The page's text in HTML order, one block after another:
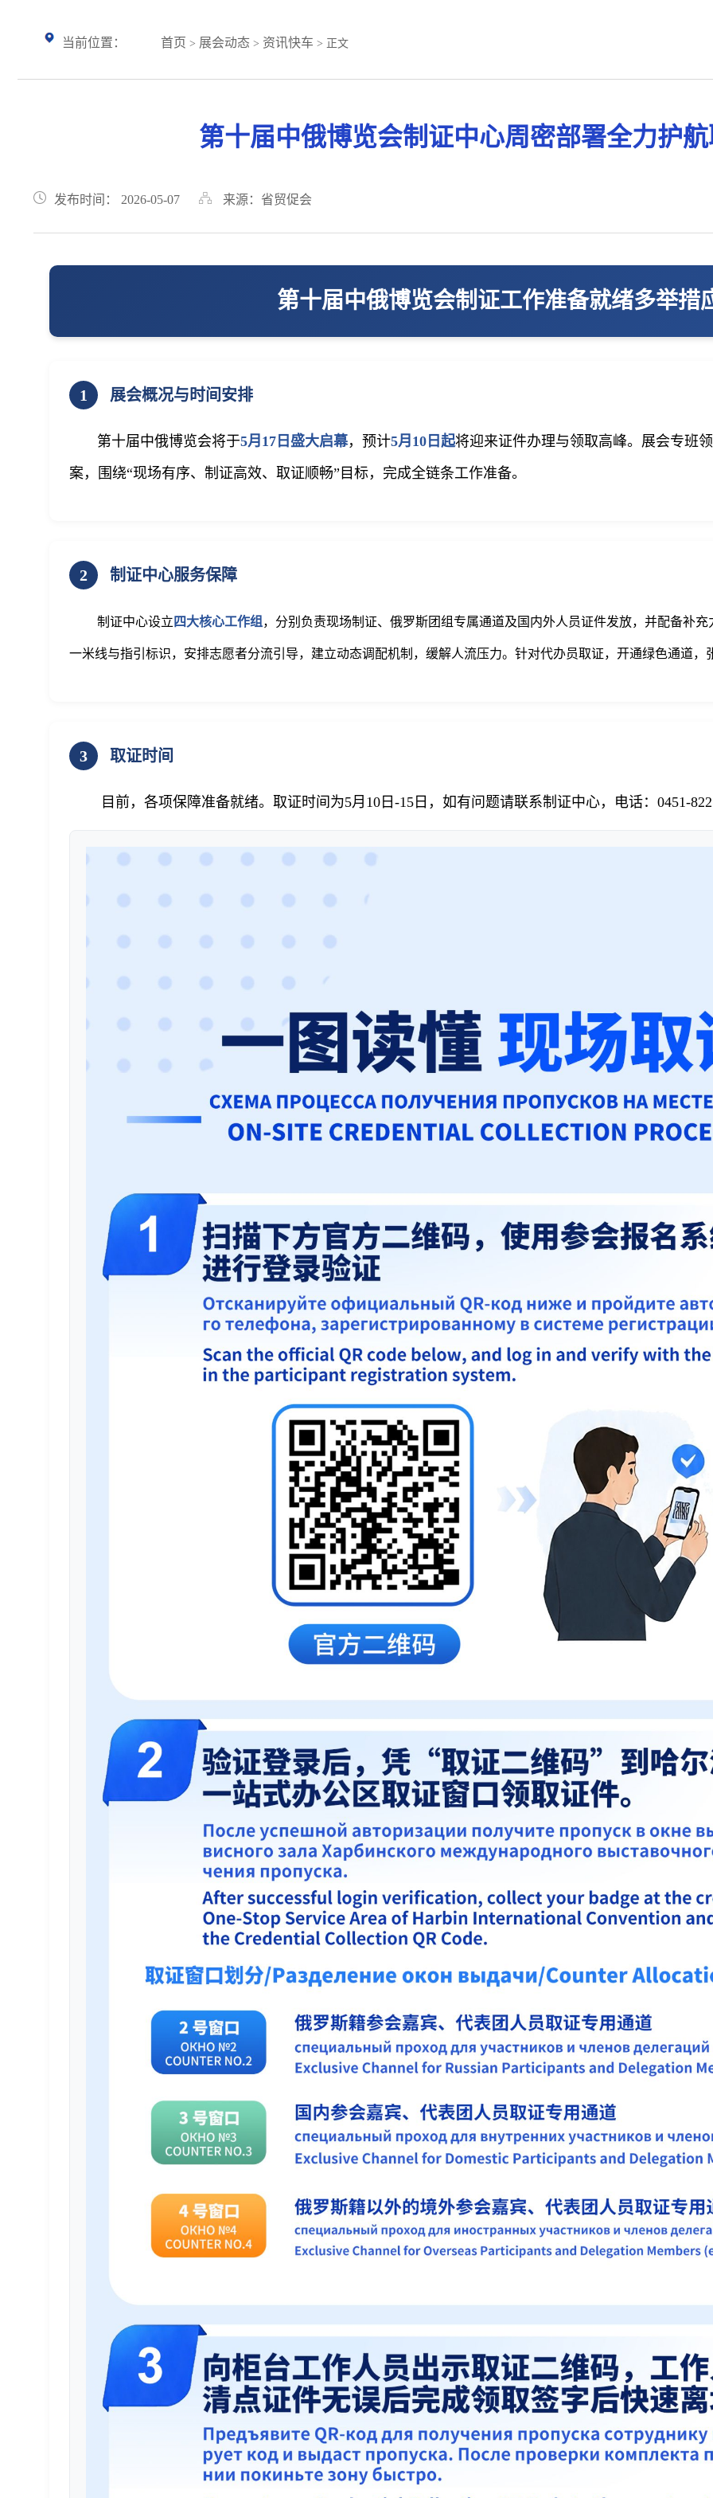
当前位置： 首页 > 展会动态 > 资讯快车 > 正文
第十届中俄博览会制证中心周密部署全力护
发布时间： 2026-05-07 来源：省贸促会
第十届中俄博览会制证工作准备就绪多举措
1 展会概况与时间安排
第十届中俄博览会将于5月17日盛大启幕，预计5月10日起将迎来证件办理与领取高峰。展会专班
案，围绕“现场有序、制证高效、取证顺畅”目标，完成全链条工作准备。
2 制证中心服务保障
制证中心设立 四大核心工作组 ，分别负责现场制证、俄罗斯团组专属通道及国内外人员证件发放，并配备补
一米线与指引标识，安排志愿者分流引导，建立动态调配机制，缓解人流压力。针对代办员取证，开通绿色通道
3 取证时间
目前，各项保障准备就绪。取证时间为5月10日-15日，如有问题请联系制证中心，电话：0451-